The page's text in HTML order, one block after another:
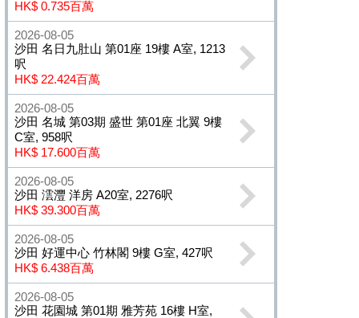
HK$ 0.735百萬
2026-08-05
沙田 名日九肚山 第01座 19樓 A室, 1213
呎
HK$ 22.424百萬
2026-08-05
沙田 名城 第03期 盛世 第01座 北翼 9樓
C室, 958呎
HK$ 17.600百萬
2026-08-05
沙田 澐灃 洋房 A20室, 2276呎
HK$ 39.300百萬
2026-08-05
沙田 好運中心 竹林閣 9樓 G室, 427呎
HK$ 6.438百萬
2026-08-05
沙田 花園城 第01期 雅芳苑 16樓 H室,